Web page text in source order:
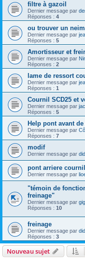
filtre à gazoil
Dernier message par
Réponses : 4
ou trouver un
Dernier message par
Réponses : 5
Amortisseur et
Dernier message par
Réponses : 2
lame de ressort
Dernier message par
Réponses : 1
Cournil SCD25 et
Dernier message par
Réponses : 5
Help pont avant
Dernier message par
Réponses : 7
modif
Dernier message par
pont arriere
Dernier message par
"témoin de
freinage"
Dernier message par
Réponses : 10
freinage
Dernier message par
Réponses : 3
Nouveau sujet